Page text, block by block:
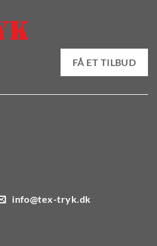
FÅ ET TILBUD
info@tex-tryk.dk